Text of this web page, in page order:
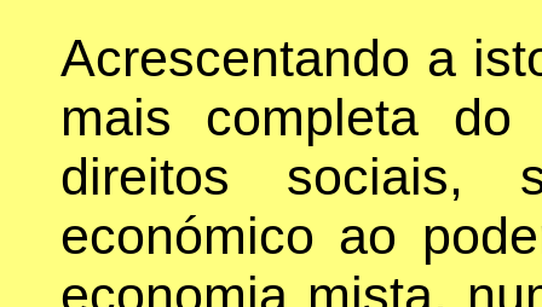
Acrescentando a
mais completa
direitos sociais,
económico ao
economia mista,